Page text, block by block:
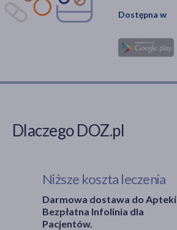
Dostępna w
Dlaczego DOZ.pl
Niższe koszta leczenia
Darmowa dostawa do Apteki
Bezpłatna Infolinia dla
Pacjentów.